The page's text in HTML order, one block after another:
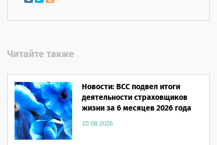
Читайте также
Новости: ВСС подвел итоги
деятельности страховщиков
жизни за 6 месяцев 2026 года
10.08.2026